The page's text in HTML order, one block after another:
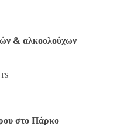
& αλκοολούχων
στο Πάρκο